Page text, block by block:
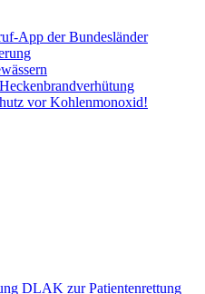
App der Bundesländer
vor Kohlenmonoxid!
DLAK zur Patientenrettung